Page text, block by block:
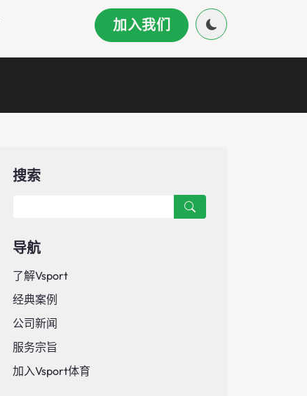
加入我们
搜索
导航
了解Vsport
经典案例
公司新闻
服务宗旨
加入Vsport体育